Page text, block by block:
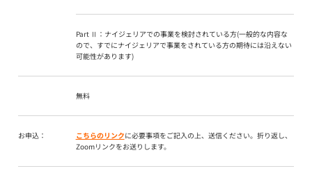
Part Ⅱ：ナイジェリアでの事業を検討されている方(一般的な内容な
ので、すでにナイジェリアで事業をされている方の期待には沿えない
可能性があります)
無料
お申込： こちらのリンクに必要事項をご記入の上、送信ください。折り返し、
Zoomリンクをお送りします。